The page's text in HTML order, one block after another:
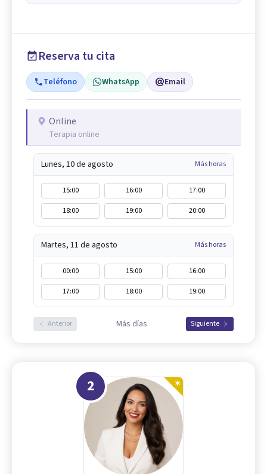
Reserva tu cita
Teléfono WhatsApp Email
Online
Terapia online
Lunes, 10 de agosto Más horas
15:00 16:00
17:00
18:00
19:00 20:00
Martes, 11 de agosto Más horas
00:00 15:00
16:00
17:00
18:00 19:00
Anterior Más días Siguiente
2